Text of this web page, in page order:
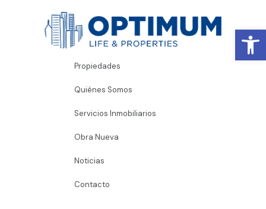
Abrir
Propiedades
Quiénes Somos
Servicios Inmobiliarios
Obra Nueva
Noticias
Contacto